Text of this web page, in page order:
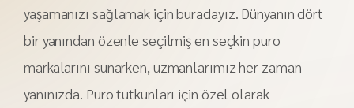
yaşamanızı sağlamak için buradayız. Dünyanın dört
bir yanından özenle seçilmiş en seçkin puro
markalarını sunarken, uzmanlarımız her zaman
yanınızda. Puro tutkunları için özel olarak